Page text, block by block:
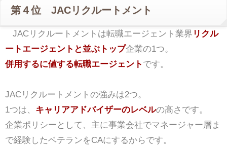
第４位 JACリクルートメント
JACリクルートメントは転職エージェント業界 リクル
ートエージェントと並ぶトップ企業の1つ。
併用するに値する転職エージェント です。
JACリクルートメントの強みは2つ。
1つは、 キャリアアドバイザーのレベルの高さです。
企業ポリシーとして、主に事業会社でマネージャー層ま
で経験したベテランをCAにするからです。